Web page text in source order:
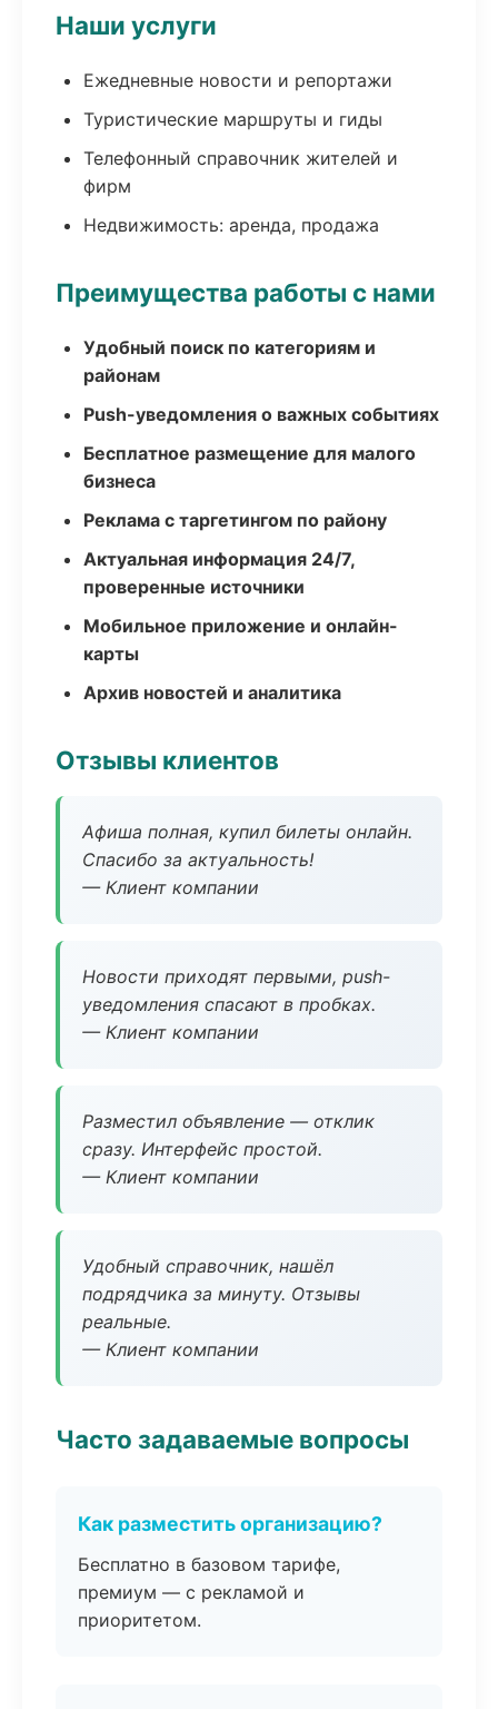
Наши услуги
Ежедневные новости и репортажи
Туристические маршруты и гиды
Телефонный справочник жителей и
фирм
Недвижимость: аренда, продажа
Преимущества работы с нами
Удобный поиск по категориям и
районам
Push-уведомления о важных событиях
Бесплатное размещение для малого
бизнеса
Реклама с таргетингом по району
Актуальная информация 24/7,
проверенные источники
Мобильное приложение и онлайн-
карты
Архив новостей и аналитика
Отзывы клиентов
Афиша полная, купил билеты онлайн.
Спасибо за актуальность!
— Клиент компании
Новости приходят первыми, push-
уведомления спасают в пробках.
— Клиент компании
Разместил объявление — отклик
сразу. Интерфейс простой.
— Клиент компании
Удобный справочник, нашёл
подрядчика за минуту. Отзывы
реальные.
— Клиент компании
Часто задаваемые вопросы
Как разместить организацию?
Бесплатно в базовом тарифе,
премиум — с рекламой и
приоритетом.